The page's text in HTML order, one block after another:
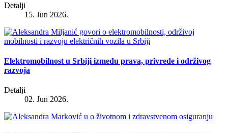
Detalji
15. Jun 2026.
Elektromobilnost u Srbiji između prava, privrede i održivog
razvoja
Detalji
02. Jun 2026.